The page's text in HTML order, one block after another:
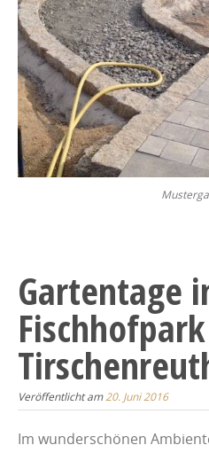
Gartentage
Veröffentlicht am20. Juni 2016
Im wunderschönen